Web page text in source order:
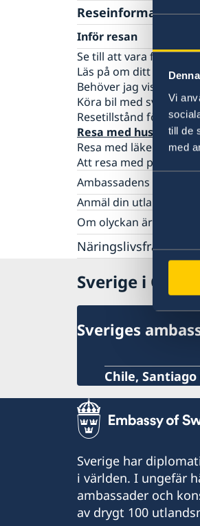
Vi
till de
med
Rösta i Chile
Pass och nationellt id-
Checklista för vuxna
Checklista för
Samordningsnummer
Nationellt id-kort
Förnyelse av körkort
Provisoriskt pass
Förlust av pass
Medborgarskap
Registrering och
Anmälan om svenskt
Förlora eller behålla
Dubbelt
Pension och
Ansökan om pension
Levnadsintyg
Intyg om svensk
Gifta sig
Skilja sig
Apostille,
Översättningar
Registrera adress i
Dödsfall
Arv i internationella
Juridisk hjälp
Ursprungssökning för
Reseinformation
Inför resan
Se till att vara
Läs på om ditt resmål
Behöver jag visum?
Köra bil med svenskt
Resetillstånd för
Resa med husdjur
Resa med läkemedel
Att resa med psykisk
Ambassadens
Aktuella händelser
Allmänna säkerhetsläget
In- och
Hälso- och sjukvård
Naturförhållanden
Lokala lagar och
Kriminalitet och
Trafiksäkerhet
Terrorism
Anmäl din
Om olyckan är framme
Polisanmälan
Förlust av pass eller
Överföring av pengar
Uppsöka sjukhus eller
Kontakt med
Svenska
Anmäla handelshinder
Sverige i Chile
Sveriges
Chile, Santiago
Sverige har
i världen. I ungefär
ambassader och
av drygt 100